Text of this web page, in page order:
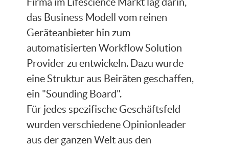
das Business Modell vom reinen
Geräteanbieter hin zum
automatisierten Workflow Solution
Provider zu entwickeln. Dazu wurde
eine Struktur aus Beiräten geschaffen,
ein "Sounding Board".
Für jedes spezifische Geschäftsfeld
wurden verschiedene Opinionleader
aus der ganzen Welt aus den